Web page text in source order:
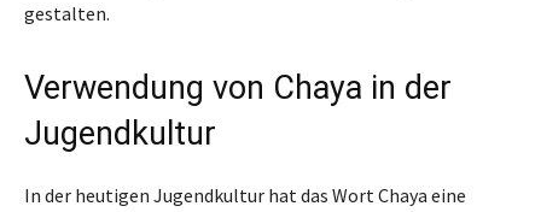
gestalten.
Verwendung von Chaya in der
Jugendkultur
In der heutigen Jugendkultur hat das Wort Chaya eine